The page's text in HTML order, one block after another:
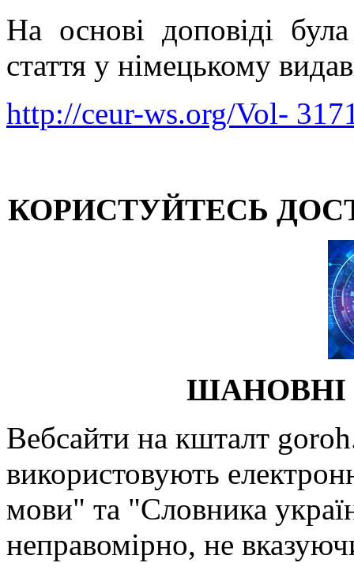
На основі доповіді
стаття у німецькому
http://ceur-ws.org/Vol-
КОРИСТУЙТЕСЬ
ШАНОВНІ
Вебсайти на кшталт
використовують
мови" та "Словника
неправомірно, не